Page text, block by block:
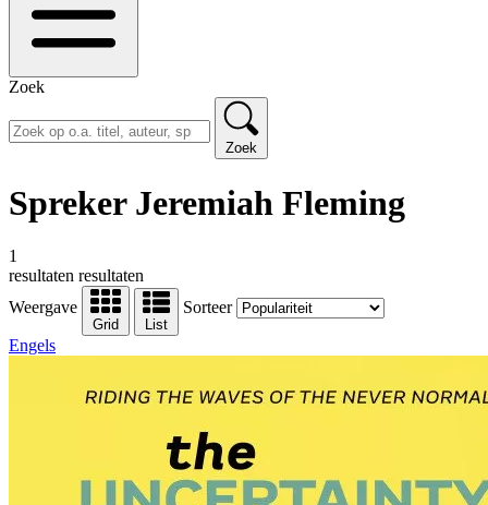
Zoek
Zoek
Spreker Jeremiah Fleming
1
resultaten resultaten
Weergave
Grid List
Sorteer
Engels